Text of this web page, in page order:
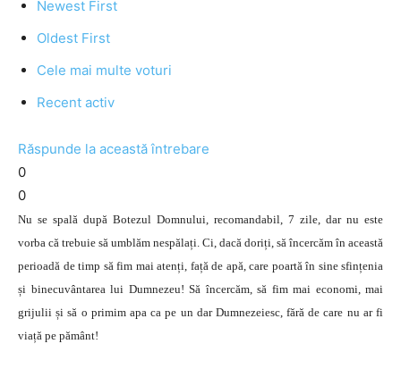
Newest First
Oldest First
Cele mai multe voturi
Recent activ
Răspunde la această întrebare
0
0
Nu se spală după Botezul Domnului, recomandabil, 7 zile, dar nu este
vorba că trebuie să umblăm nespălați. Ci, dacă doriți, să încercăm în această
perioadă de timp să fim mai atenți, față de apă, care poartă în sine sfințenia
și binecuvântarea lui Dumnezeu! Să încercăm, să fim mai economi, mai
grijulii și să o primim apa ca pe un dar Dumnezeiesc, fără de care nu ar fi
viață pe pământ!